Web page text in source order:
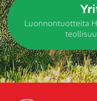
Luonnontuotteita